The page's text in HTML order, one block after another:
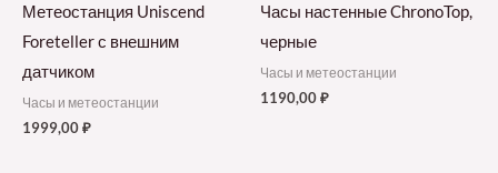
Метеостанция Uniscend
Foreteller с внешним
датчиком
Часы и метеостанции
1999,00₽
Часы настенные ChronoTop,
черные
Часы и метеостанции
1190,00₽